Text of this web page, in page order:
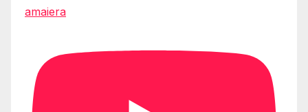
amaiera